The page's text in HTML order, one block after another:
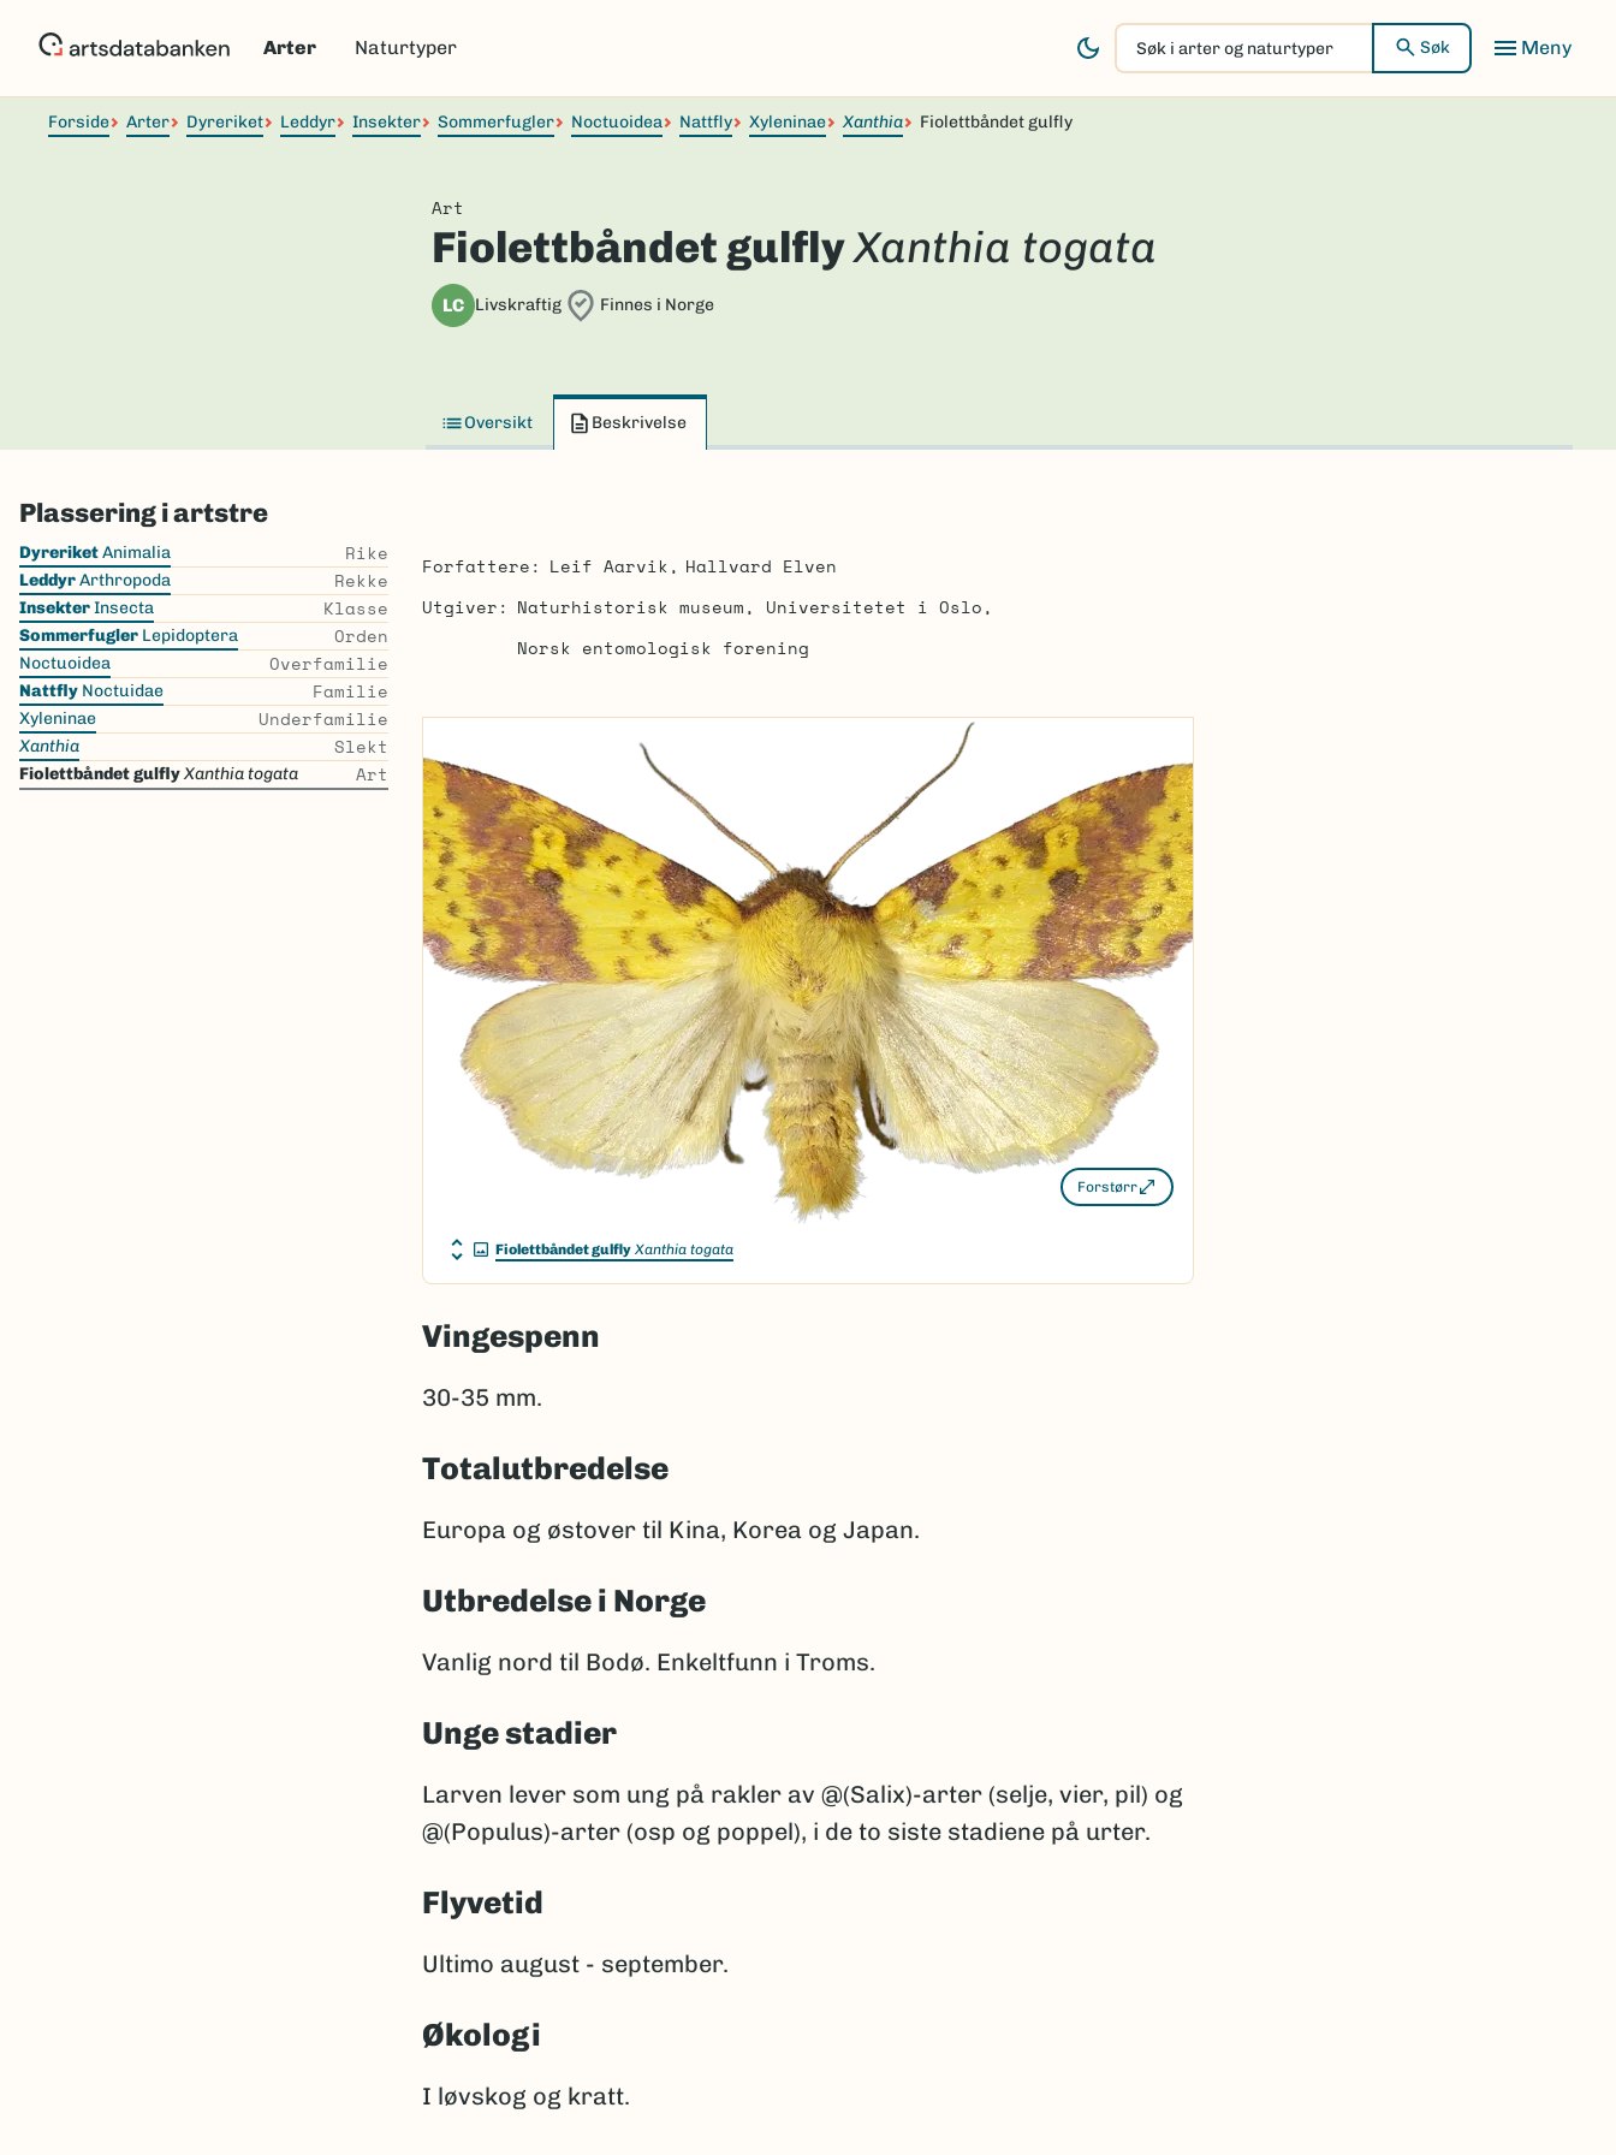
Arter Naturtyper
Søk
i
arter
Søk
Forside Arter Dyreriket Leddyr Insekter Sommerfugler Noctuoidea Nattfly Xyleninae Xanthia Fiolettbåndet gulfly
Art
Fiolettbåndet gulflyXanthia togata
LC Livskraftig Finnes i Norge
Oversikt Beskrivelse
Plassering i artstre
Skip
the
list
DyreriketAnimalia Rike
LeddyrArthropoda Rekke
InsekterInsecta Klasse
Sommerfugler Lepidoptera Orden
Noctuoidea Overfamilie
Nattfly Noctuidae Familie
Xyleninae Underfamilie
Xanthia Slekt
Fiolettbåndet gulflyXanthia togata Art
Forfattere Leif Aarvik
Hallvard Elven
Utgiver
Naturhistorisk museum, Universitetet i Oslo
Norsk entomologisk forening
Forstørr
Fiolettbåndet gulfly Xanthia togata
Vingespenn
30-35 mm.
Totalutbredelse
Europa og østover til Kina, Korea og Japan.
Utbredelse i Norge
Vanlig nord til Bodø. Enkeltfunn i Troms.
Unge stadier
Larven lever som ung på rakler av @(Salix)-arter (selje, vier, pil) og
@(Populus)-arter (osp og poppel), i de to siste stadiene på urter.
Flyvetid
Ultimo august - september.
Økologi
I løvskog og kratt.